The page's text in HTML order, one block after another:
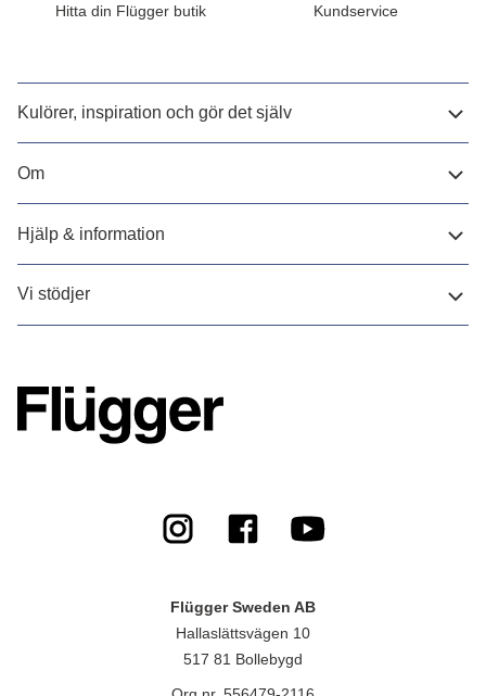
Hitta din Flügger butik Kundservice
Kulörer, inspiration och gör det själv
Om
Hjälp & information
Vi stödjer
Flügger Sweden AB
Hallaslättsvägen 10
517 81 Bollebygd